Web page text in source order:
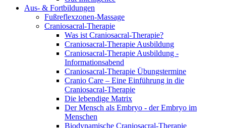
Aus- & Fortbildungen
Fußreflexzonen-Massage
Craniosacral-Therapie
Was ist Craniosacral-Therapie?
Craniosacral-Therapie Ausbildung
Craniosacral-Therapie Ausbildung -
Informationsabend
Craniosacral-Therapie Übungstermine
Cranio Care – Eine Einführung in die
Craniosacral-Therapie
Die lebendige Matrix
Der Mensch als Embryo - der Embryo im
Menschen
Biodynamische Craniosacral-Therapie